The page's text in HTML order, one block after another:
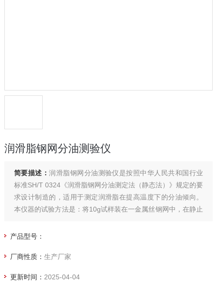
润滑脂钢网分油测验仪
简要描述：润滑脂钢网分油测验仪是按照中华人民共和国行业
标准SH/T 0324《润滑脂钢网分油测定法（静态法）》规定的要
求设计制造的，适用于测定润滑脂在提高温度下的分油倾向。
本仪器的试验方法是：将10g试样装在一金属丝钢网中，在静止
比。
产品型号：
厂商性质： 生产厂家
更新时间： 2025-04-04